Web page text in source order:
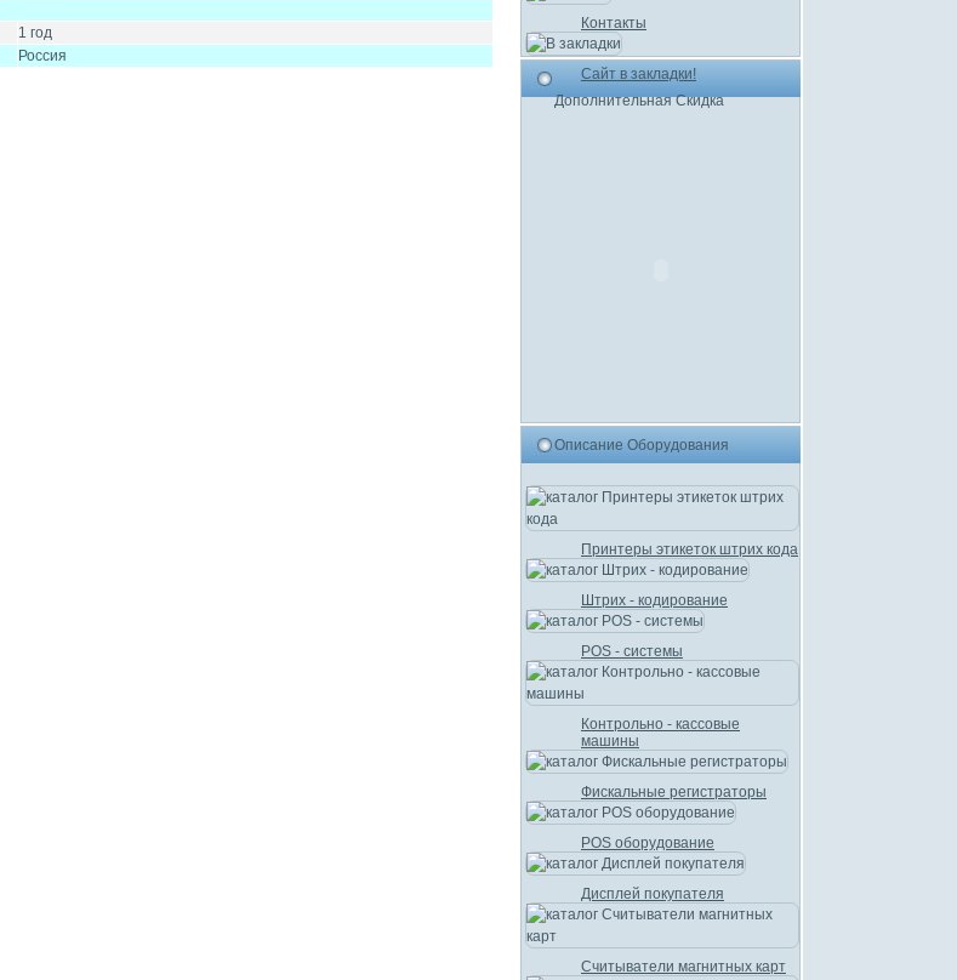
1 год
Россия
Контакты
Сайт в закладки!
Дополнительная Скидка
Описание Оборудования
Принтеры этикеток штрих кода
Штрих - кодирование
POS - системы
Контрольно - кассовые
машины
Фискальные регистраторы
POS оборудование
Дисплей покупателя
Считыватели магнитных карт